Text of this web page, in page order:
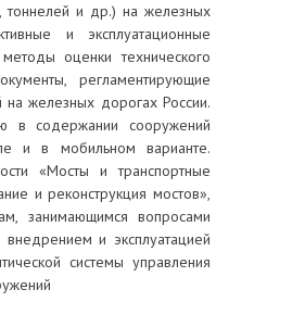
тоннелей и др.) на железных
и эксплуатационные
оценки технического
регламентирующие
на железных дорогах России.
в содержании сооружений
и в мобильном варианте.
«Мосты и транспортные
и реконструкция мостов»,
занимающимся вопросами
и эксплуатацией
системы управления